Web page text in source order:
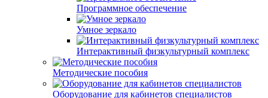
Программное обеспечение
Умное зеркало
Интерактивный физкультурный комплекс
Методические пособия
Оборудование для кабинетов специалистов